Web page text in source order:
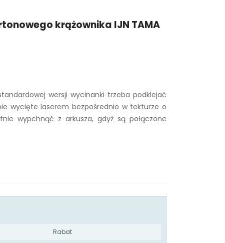
krążownika IJN TAMA
wersji wycinanki trzeba podklejać
wycięte laserem bezpośrednio w tekturze o
wypchnąć z arkusza, gdyż są połączone
Rabat